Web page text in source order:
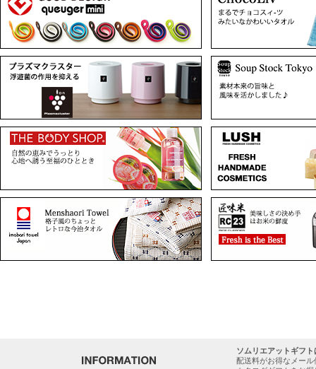
ソムリエアットギフ
配送料がお得なメー